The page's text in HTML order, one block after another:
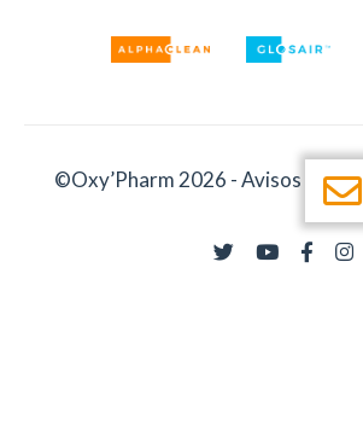
©Oxy’Pharm 2026 -Avisos legais-